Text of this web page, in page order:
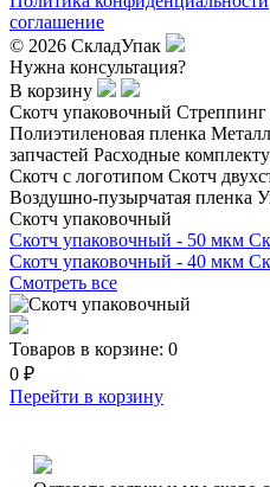
соглашение
© 2026 СкладУпак
Нужна консультация?
В корзину
Скотч упаковочный Стреппинг
Полиэтиленовая пленка
запчастей Расходные
Скотч с логотипом Скотч
Воздушно-пузырчатая пленка
Скотч упаковочный
Скотч упаковочный - 50 мкм
Скотч упаковочный - 40 мкм
Смотреть все
Товаров в корзине: 0
0 ₽
Перейти в корзину